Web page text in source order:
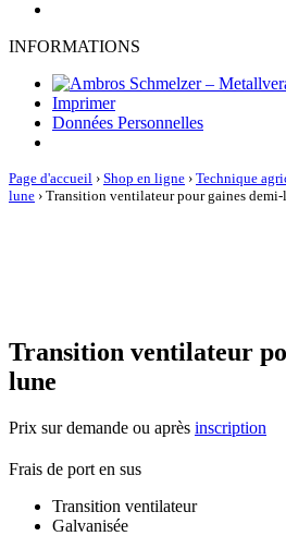
INFORMATIONS
Imprimer
Données Personnelles
Page d'accueil › Shop en ligne › Technique
lune › Transition ventilateur pour gaines
Transition ventilateur
lune
Prix sur demande ou après inscription
Frais de port en sus
Transition ventilateur
Galvanisée